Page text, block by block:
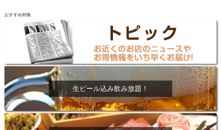
おすすめ特集
生ビール込み飲み放題！